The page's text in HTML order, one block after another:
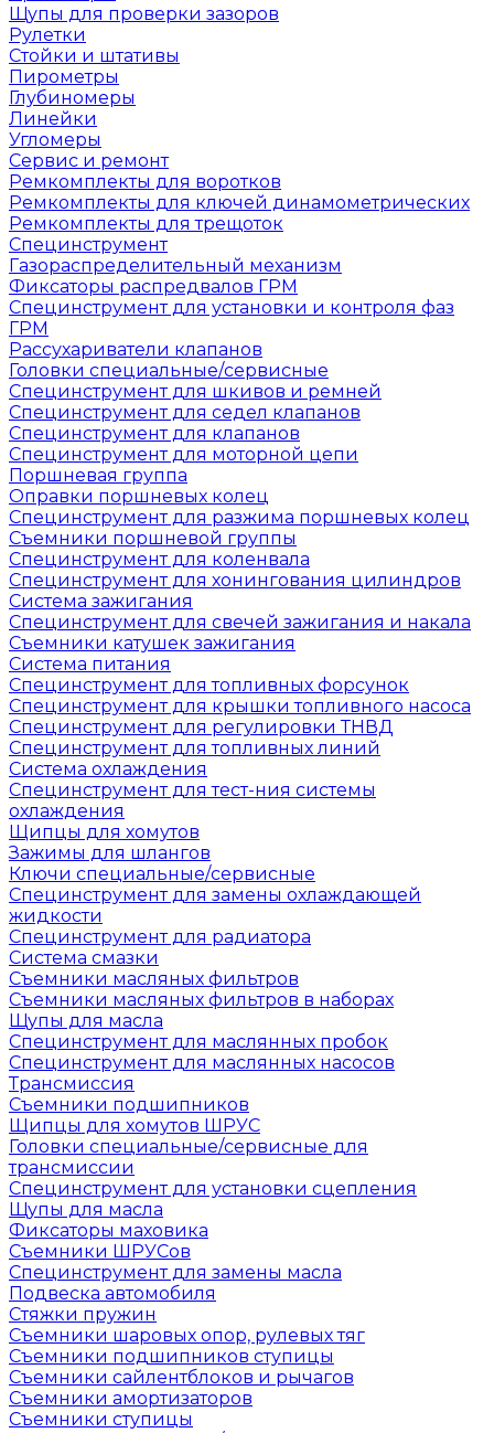
Щупы для проверки зазоров
Рулетки
Стойки и штативы
Пирометры
Глубиномеры
Линейки
Угломеры
Сервис и ремонт
Ремкомплекты для воротков
Ремкомплекты для ключей динамометрических
Ремкомплекты для трещоток
Специнструмент
Газораспределительный механизм
Фиксаторы распредвалов ГРМ
Специнструмент для установки и контроля фаз
ГРМ
Рассухариватели клапанов
Головки специальные/сервисные
Специнструмент для шкивов и ремней
Специнструмент для седел клапанов
Специнструмент для клапанов
Специнструмент для моторной цепи
Поршневая группа
Оправки поршневых колец
Специнструмент для разжима поршневых колец
Съемники поршневой группы
Специнструмент для коленвала
Специнструмент для хонингования цилиндров
Система зажигания
Специнструмент для свечей зажигания и накала
Съемники катушек зажигания
Система питания
Специнструмент для топливных форсунок
Специнструмент для крышки топливного насоса
Специнструмент для регулировки ТНВД
Специнструмент для топливных линий
Система охлаждения
Специнструмент для тест-ния системы
охлаждения
Щипцы для хомутов
Зажимы для шлангов
Ключи специальные/сервисные
Специнструмент для замены охлаждающей
жидкости
Специнструмент для радиатора
Система смазки
Съемники масляных фильтров
Съемники масляных фильтров в наборах
Щупы для масла
Специнструмент для маслянных пробок
Специнструмент для маслянных насосов
Трансмиссия
Съемники подшипников
Щипцы для хомутов ШРУС
Головки специальные/сервисные для
трансмиссии
Специнструмент для установки сцепления
Щупы для масла
Фиксаторы маховика
Съемники ШРУСов
Специнструмент для замены масла
Подвеска автомобиля
Стяжки пружин
Съемники шаровых опор, рулевых тяг
Съемники подшипников ступицы
Съемники сайлентблоков и рычагов
Съемники амортизаторов
Съемники ступицы